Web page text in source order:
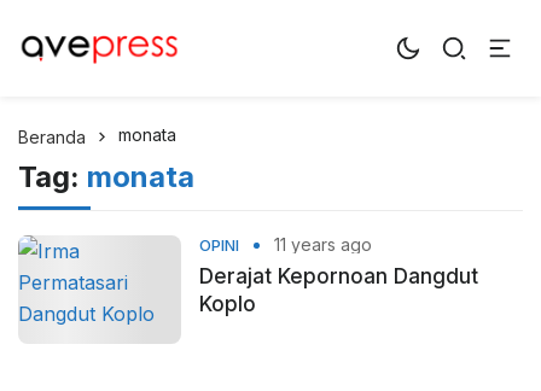
AvePress.com
Belajar dari Komentar
Beranda monata
Tag: monata
OPINI 11 years ago
Derajat Kepornoan Dangdut
Koplo